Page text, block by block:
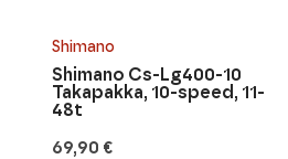
Shimano
69,90 €
Shimano Cs-Lg400-10
Takapakka, 10-speed, 11-
48t